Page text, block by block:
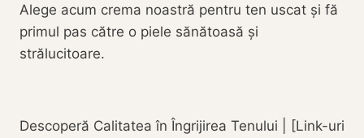
Alege acum crema noastră pentru ten uscat și fă
primul pas către o piele sănătoasă și
strălucitoare.
Descoperă Calitatea în Îngrijirea Tenului | [Link-uri